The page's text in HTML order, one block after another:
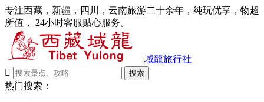
专注西藏，新疆，四川，云南旅游二十余年，纯玩优享，物超
所值， 24小时客服贴心服务。
域龍旅行社

搜索
热门搜索：